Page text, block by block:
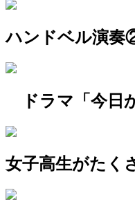
ハンドベル演
ドラマ「今日
女子高生がたく